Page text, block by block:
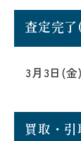
査定完
3月3日(金)
買取・